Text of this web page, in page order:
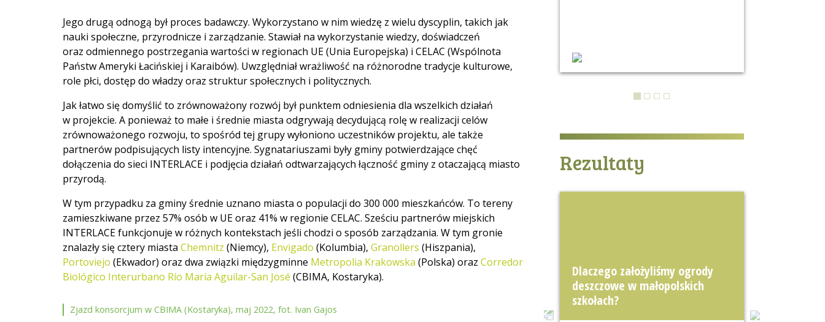
Jego drugą odnogą był proces badawczy. Wykorzystano w nim wiedzę z wielu dyscyplin, takich jak
nauki społeczne, przyrodnicze i zarządzanie. Stawiał na wykorzystanie wiedzy, doświadczeń
oraz odmiennego postrzegania wartości w regionach UE (Unia Europejska) i CELAC (Wspólnota
Państw Ameryki Łacińskiej i Karaibów). Uwzględniał wrażliwość na różnorodne tradycje kulturowe,
role płci, dostęp do władzy oraz struktur społecznych i politycznych.
Jak łatwo się domyślić to zrównoważony rozwój był punktem odniesienia dla wszelkich działań
w projekcie. A ponieważ to małe i średnie miasta odgrywają decydującą rolę w realizacji celów
zrównoważonego rozwoju, to spośród tej grupy wyłoniono uczestników projektu, ale także
partnerów podpisujących listy intencyjne. Sygnatariuszami były gminy potwierdzające chęć
dołączenia do sieci INTERLACE i podjęcia działań odtwarzających łączność gminy z otaczającą miasto
przyrodą.
W tym przypadku za gminy średnie uznano miasta o populacji do 300 000 mieszkańców. To tereny
zamieszkiwane przez 57% osób w UE oraz 41% w regionie CELAC. Sześciu partnerów miejskich
INTERLACE funkcjonuje w różnych kontekstach jeśli chodzi o sposób zarządzania. W tym gronie
znalazły się cztery miasta Chemnitz (Niemcy), Envigado (Kolumbia), Granollers (Hiszpania),
Portoviejo (Ekwador) oraz dwa związki międzygminne Metropolia Krakowska (Polska) oraz Corredor
Biológico Interurbano Río María Aguilar-San José (CBIMA, Kostaryka).
Zjazd konsorcjum w CBIMA (Kostaryka), maj 2022, fot. Ivan Gajos
Rezultaty
Dlaczego założyliśmy ogrody
deszczowe w małopolskich
szkołach?
Previous Next